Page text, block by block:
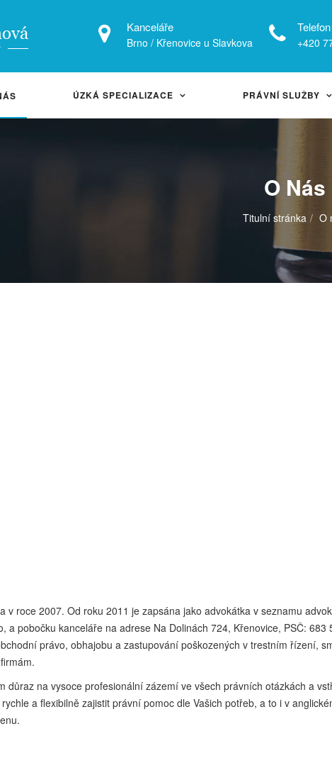
Kanceláře
Brno / Křenovice u Slavkova
Telefon
+420
ÚZKÁ SPECIALIZACE PRÁVNÍ SLUŽBY
O Nás
Titulní stránka O
v roce 2007. Od roku 2011 je zapsána jako advokátka v seznamu
a pobočku kanceláře na adrese Na Dolinách 724, Křenovice, PSČ:
právo, obhajobu a zastupování poškozených v trestním řízení,
důraz na vysoce profesionální zázemí ve všech právních otázkách a
a flexibilně zajistit právní pomoc dle Vašich potřeb, a to i v